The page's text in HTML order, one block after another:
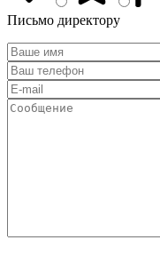
Письмо директору